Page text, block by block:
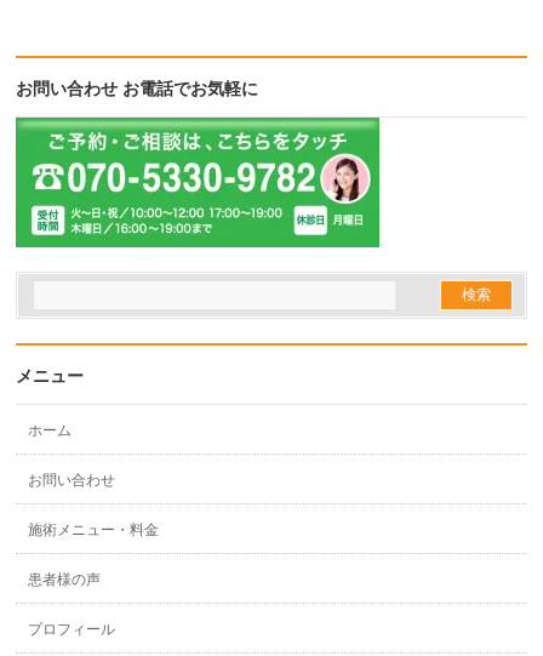
お問い合わせ お電話でお気軽に
メニュー
ホーム
お問い合わせ
施術メニュー・料金
患者様の声
プロフィール